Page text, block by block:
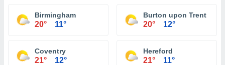
Birmingham
20° 11°
Burton upon Trent
20° 12°
Coventry
21° 12°
Hereford
21° 11°